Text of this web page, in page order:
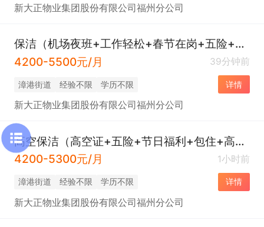
新大正物业集团股份有限公司福州分公司
保洁（机场夜班+工作轻松+春节在岗+五险+包住+加班补助+节日福利）
4200-5500元/月
39分钟前
​漳港街道 经验不限 学历不限 详情
新大正物业集团股份有限公司福州分公司
高空保洁（高空证+五险+节日福利+包住+高温补贴+年终奖）
4200-5300元/月
1小时前
​漳港街道 经验不限 学历不限 详情
新大正物业集团股份有限公司福州分公司